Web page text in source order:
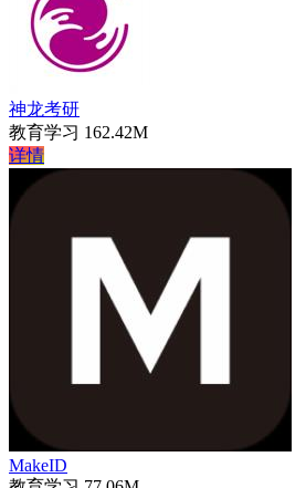
神龙考研
教育学习 162.42M
详情
MakeID